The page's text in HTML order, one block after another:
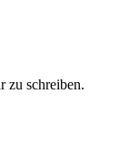
zu schreiben.